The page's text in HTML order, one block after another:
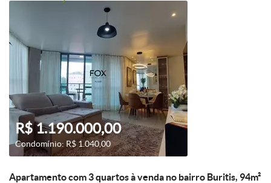
R$ 1.190.000,00
Condomínio: R$ 1.040,00
Apartamento com 3 quartos à venda no bairro Buritis, 94m²